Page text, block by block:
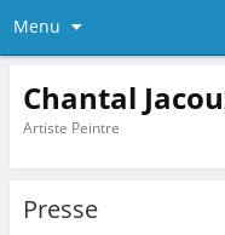
Menu
Chantal
Artiste Peintre
Presse